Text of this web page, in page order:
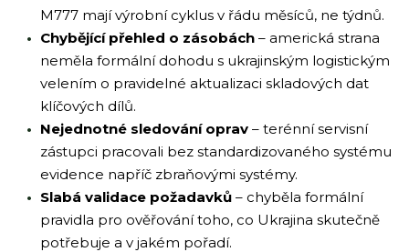
M777 mají výrobní cyklus v řádu měsíců, ne týdnů.
Chybějící přehled o zásobách – americká strana
neměla formální dohodu s ukrajinským logistickým
velením o pravidelné aktualizaci skladových dat
klíčových dílů.
Nejednotné sledování oprav – terénní servisní
zástupci pracovali bez standardizovaného systému
evidence napříč zbraňovými systémy.
Slabá validace požadavků – chyběla formální
pravidla pro ověřování toho, co Ukrajina skutečně
potřebuje a v jakém pořadí.